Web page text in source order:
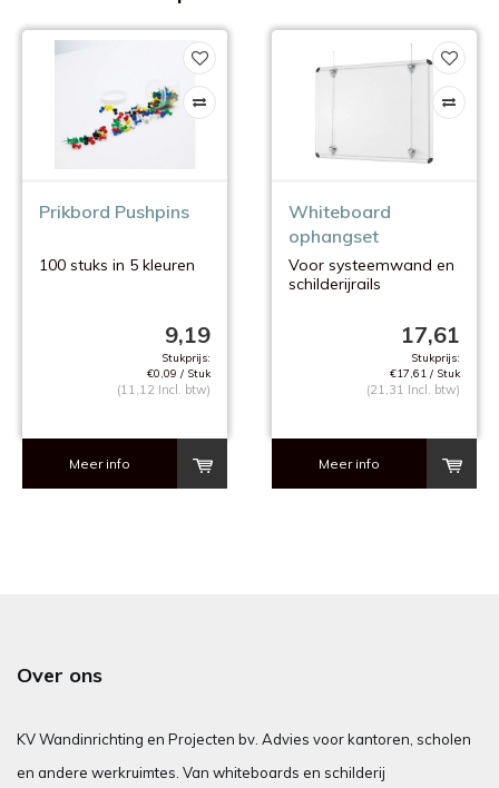
Prikbord Pushpins
100 stuks in 5 kleuren
9,19
Stukprijs:
€0,09 / Stuk
(11,12 Incl. btw)
Meer info
Whiteboard
ophangset
Voor systeemwand en
schilderijrails
17,61
Stukprijs:
€17,61 / Stuk
(21,31 Incl. btw)
Meer info
Over ons
KV Wandinrichting en Projecten bv. Advies voor kantoren, scholen
en andere werkruimtes. Van whiteboards en schilderij